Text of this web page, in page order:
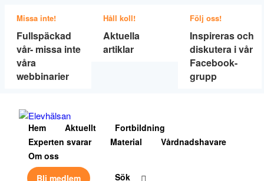
Missa inte!
Fullspäckad
vår- missa inte
våra
webbinarier
Håll koll!
Aktuella
artiklar
Följ oss!
Inspireras och
diskutera i vår
Facebook-
grupp
Hem Aktuellt
Fortbildning
Experten svarar
Material
Vårdnadshavare
Om oss
Bli medlem
Sök